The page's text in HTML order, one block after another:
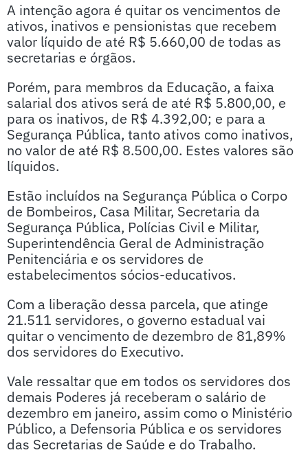
A intenção agora é quitar os vencimentos de
ativos, inativos e pensionistas que recebem
valor líquido de até R$ 5.660,00 de todas as
secretarias e órgãos.
Porém, para membros da Educação, a faixa
salarial dos ativos será de até R$ 5.800,00, e
para os inativos, de R$ 4.392,00; e para a
Segurança Pública, tanto ativos como inativos,
no valor de até R$ 8.500,00. Estes valores são
líquidos.
Estão incluídos na Segurança Pública o Corpo
de Bombeiros, Casa Militar, Secretaria da
Segurança Pública, Polícias Civil e Militar,
Superintendência Geral de Administração
Penitenciária e os servidores de
estabelecimentos sócios-educativos.
Com a liberação dessa parcela, que atinge
21.511 servidores, o governo estadual vai
quitar o vencimento de dezembro de 81,89%
dos servidores do Executivo.
Vale ressaltar que em todos os servidores dos
demais Poderes já receberam o salário de
dezembro em janeiro, assim como o Ministério
Público, a Defensoria Pública e os servidores
das Secretarias de Saúde e do Trabalho.